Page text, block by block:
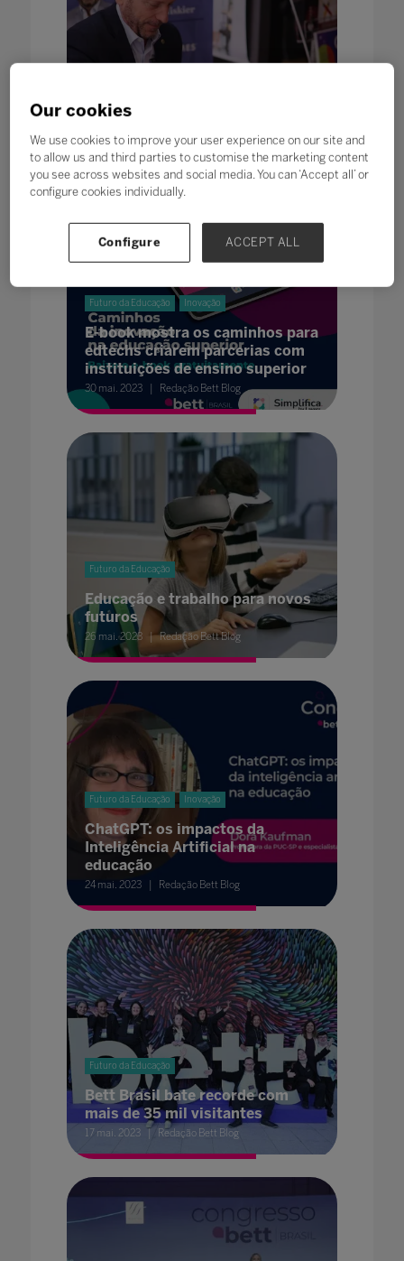
Cem vezes educação
06 jun. 2023 Celso Niskier
Futuro da Educação Inovação
E-book mostra os caminhos para
edtechs criarem parcerias com
instituições de ensino superior
30 mai. 2023 Redação Bett Blog
Futuro da Educação
Educação e trabalho para novos
futuros
26 mai. 2023 Redação Bett Blog
Futuro da Educação Inovação
ChatGPT: os impactos da
Inteligência Artificial na
educação
24 mai. 2023 Redação Bett Blog
Futuro da Educação
Bett Brasil bate recorde com
mais de 35 mil visitantes
17 mai. 2023 Redação Bett Blog
Our cookies
We use cookies to improve your user experience on our site and
to allow us and third parties to customise the marketing content
you see across websites and social media. You can ‘Accept all’ or
configure cookies individually.
Configure ACCEPT ALL